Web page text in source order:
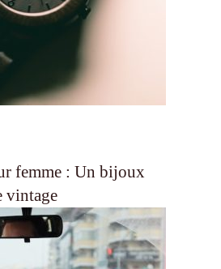
femme : Un bijoux
vintage